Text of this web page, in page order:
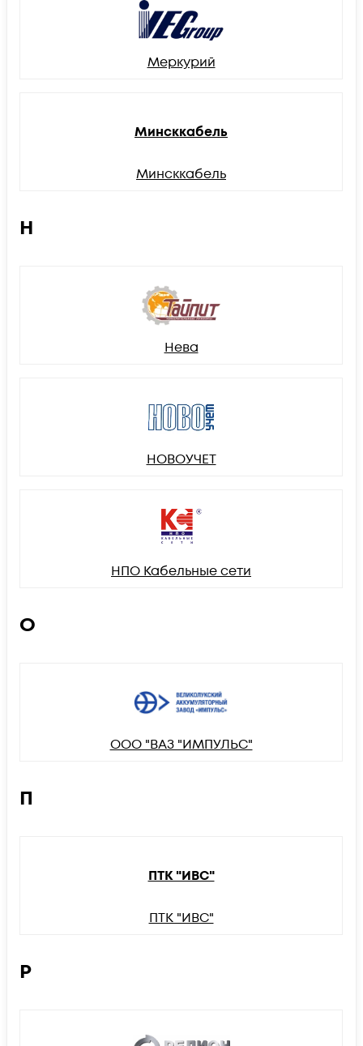
Меркурий
Минсккабель
Минсккабель
Н
Нева
НОВОУЧЕТ
НПО Кабельные сети
О
ООО "ВАЗ "ИМПУЛЬС"
П
ПТК "ИВС"
ПТК "ИВС"
Р